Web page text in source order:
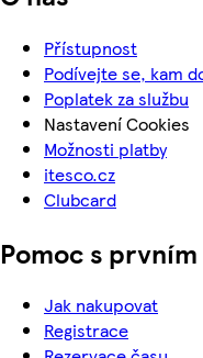
Přístupnost
Podívejte se, kam
Poplatek za službu
Nastavení Cookies
Možnosti platby
itesco.cz
Clubcard
Pomoc s
Jak nakupovat
Registrace